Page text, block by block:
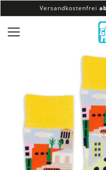
Versandkostenfrei
100% veganes &
Versandkostenfrei